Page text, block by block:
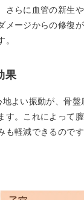
さらに血管の新生
メージからの修復
。
果
よい振動が、骨
す。これによって
も軽減できるのです